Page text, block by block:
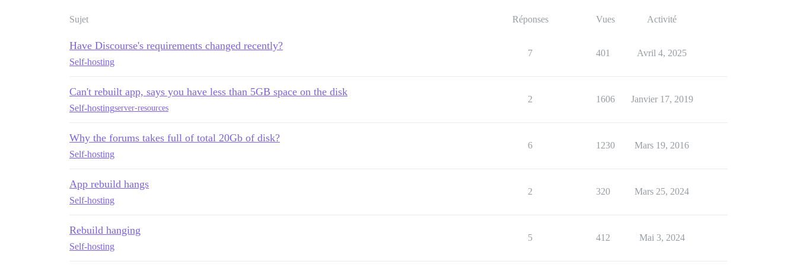
Sujet Réponses Vues Activité
Have Discourse's requirements changed recently?
Self-hosting
7 401 Avril 4, 2025
Can't rebuilt app, says you have less than 5GB space on the disk
Self-hostingserver-resources
2 1606 Janvier 17, 2019
Why the forums takes full of total 20Gb of disk?
Self-hosting
6 1230 Mars 19, 2016
App rebuild hangs
Self-hosting
2 320 Mars 25, 2024
Rebuild hanging
Self-hosting
5 412 Mai 3, 2024